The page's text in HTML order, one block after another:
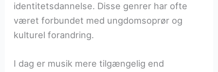
identitetsdannelse. Disse genrer har ofte
været forbundet med ungdomsoprør og
kulturel forandring.
I dag er musik mere tilgængelig end